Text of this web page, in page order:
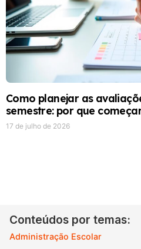
Como planejar as
semestre: por que
17 de julho de 2026
Conteúdos por temas:
Administração Escolar